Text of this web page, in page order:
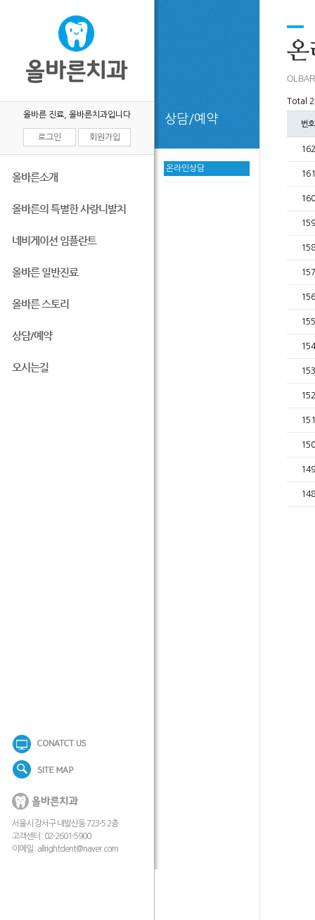
올바른 진료, 올바른치과입니다
로그인 회원가입
올바른소개
올바른의 특별한 사랑니발치
네비게이션 임플란트
올바른 일반진료
올바른 스토리
상담/예약
오시는길
상담/예약
온라인상담
온
Total
번호
162
161
160
159
158
157
156
155
154
153
152
151
150
149
148
서울시 강서구 내발산동 723-5 2층
고객센터 : 02-2601-5900
이메일 : allrightdent@naver.com